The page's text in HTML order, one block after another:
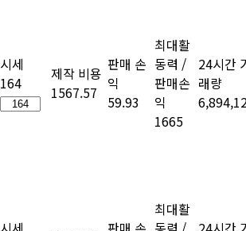
시세
164
제작 비용
1567.57
판매 손
익
59.93
최대활
동력 /
판매손
익
1665
24시간
래량
최대활